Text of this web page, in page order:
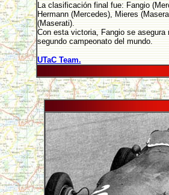
La clasificación final fue: Fangio
Hermann (Mercedes), Mieres
(Maserati).
Con esta victoria, Fangio se asegura
segundo campeonato del mundo.
UTaC Team.